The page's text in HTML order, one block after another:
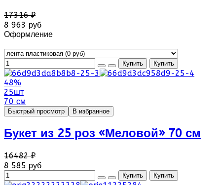
17316 ₽
8 963 руб
Оформление
48%
25шт
70 см
Быстрый просмотр В избранное
Букет из 25 роз «Меловой» 70 см
16482 ₽
8 585 руб